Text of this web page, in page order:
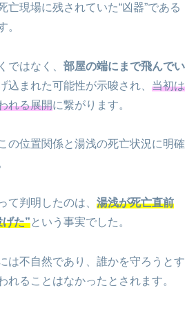
亡現場に残されていた“凶器”である
。
ではなく、 部屋の端にまで飛んでい
込まれた可能性が示唆され、 当初は
れる展開に繋がります。
の位置関係と湯浅の死亡状況に明確
て判明したのは、 湯浅が死亡直前
げた”という事実でした。
は不自然であり、誰かを守ろうとす
れることはなかったとされます。